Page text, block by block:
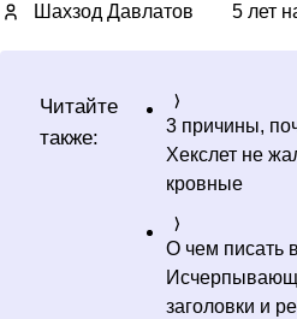
Шахзод Давлатов 5 лет
Читайте
также:
3 причины,
Хекслет не
кровные
О чем писать
заголовки и